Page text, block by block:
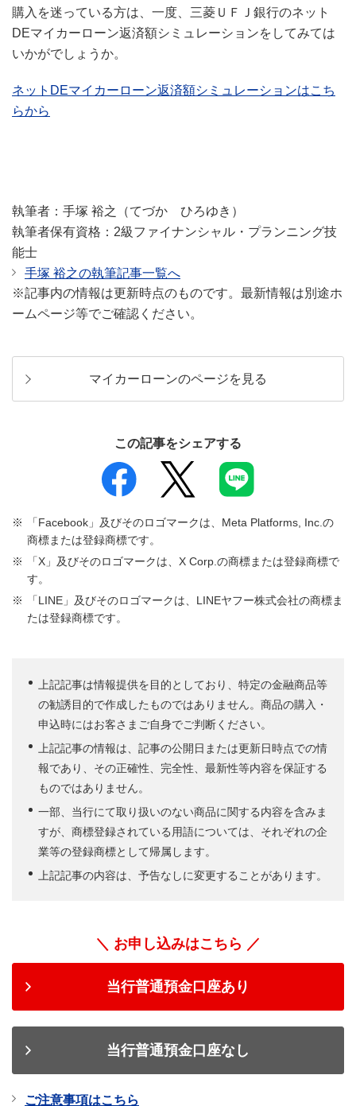
購入を迷っている方は、一度、三菱ＵＦＪ銀行のネット
DEマイカーローン返済額シミュレーションをしてみては
いかがでしょうか。
ネットDEマイカーローン返済額シミュレーションはこち
らから
執筆者：手塚 裕之（てづか ひろゆき）
執筆者保有資格：2級ファイナンシャル・プランニング技
能士
手塚 裕之の執筆記事一覧へ
※記事内の情報は更新時点のものです。最新情報は別途ホ
ームページ等でご確認ください。
マイカーローンのページを見る
この記事をシェアする
「Facebook」及びそのロゴマークは、Meta Platforms, Inc.の
商標または登録商標です。
「X」及びそのロゴマークは、X Corp.の商標または登録商標で
す。
「LINE」及びそのロゴマークは、LINEヤフー株式会社の商標ま
たは登録商標です。
上記記事は情報提供を目的としており、特定の金融商品等
の勧誘目的で作成したものではありません。商品の購入・
申込時にはお客さまご自身でご判断ください。
上記記事の情報は、記事の公開日または更新日時点での情
報であり、その正確性、完全性、最新性等内容を保証する
ものではありません。
一部、当行にて取り扱いのない商品に関する内容を含みま
すが、商標登録されている用語については、それぞれの企
業等の登録商標として帰属します。
上記記事の内容は、予告なしに変更することがあります。
＼ お申し込みはこちら ／
当行普通預金口座あり
当行普通預金口座なし
ご注意事項はこちら